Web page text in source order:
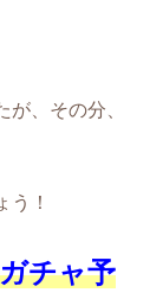
、その分、
う！
チャ予